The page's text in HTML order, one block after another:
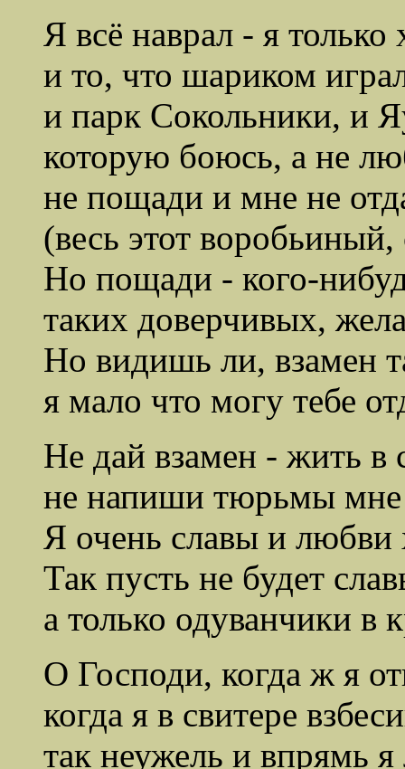
Я всё наврал - я
и то, что шариком
и парк Сокольники, и
которую боюсь, а не
не пощади и мне не
(весь этот
Но пощади - кого-
таких доверчивых,
Но видишь ли, взамен
я мало что могу тебе
Не дай взамен - жить
не напиши тюрьмы мне
Я очень славы и любви
Так пусть не будет
а только одуванчики в
О Господи, когда ж я
когда я в свитере
так неужель и впрямь